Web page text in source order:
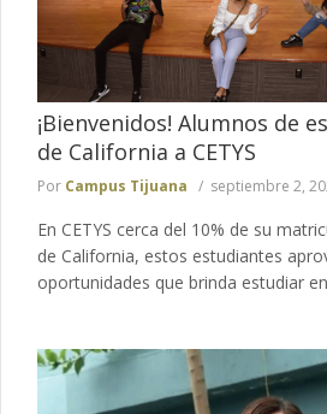
¡Bienvenidos! Alumnos de
de California a CETYS
Por Campus Tijuana septiembre 2,
En CETYS cerca del 10% de su
de California, estos estudiantes
oportunidades que brinda estudiar